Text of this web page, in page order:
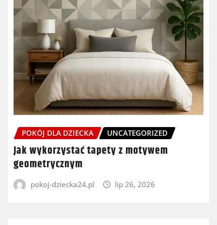
POKÓJ DLA DZIECKA UNCATEGORIZED
Jak wykorzystać tapety z motywem
geometrycznym
pokoj-dziecka24.pl lip 26, 2026